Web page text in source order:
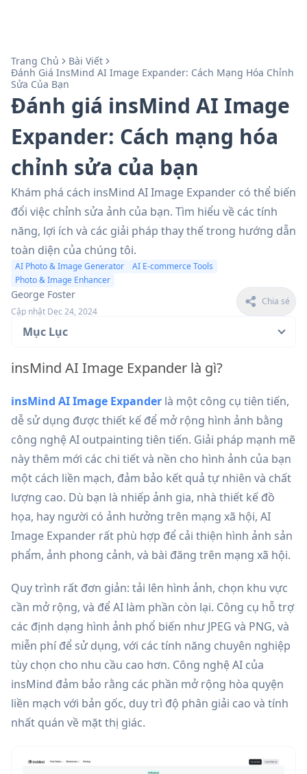
Trang Chủ
Bài Viết
Đánh Giá InsMind AI Image Expander: Cách Mạng Hóa Chỉnh
Sửa Của Bạn
Đánh giá insMind AI Image
Expander: Cách mạng hóa
chỉnh sửa của bạn
Khám phá cách insMind AI Image Expander có thể biến
đổi việc chỉnh sửa ảnh của bạn. Tìm hiểu về các tính
năng, lợi ích và các giải pháp thay thế trong hướng dẫn
toàn diện của chúng tôi.
AI Photo & Image Generator
AI E-commerce Tools
Photo & Image Enhancer
George Foster
Cập nhật Dec 24, 2024
Chia sẻ
Mục Lục
insMind AI Image Expander là gì?
insMind AI Image Expander là một công cụ tiên tiến,
dễ sử dụng được thiết kế để mở rộng hình ảnh bằng
công nghệ AI outpainting tiên tiến. Giải pháp mạnh mẽ
này thêm mới các chi tiết và nền cho hình ảnh của bạn
một cách liền mạch, đảm bảo kết quả tự nhiên và chất
lượng cao. Dù bạn là nhiếp ảnh gia, nhà thiết kế đồ
họa, hay người có ảnh hưởng trên mạng xã hội, AI
Image Expander rất phù hợp để cải thiện hình ảnh sản
phẩm, ảnh phong cảnh, và bài đăng trên mạng xã hội.
Quy trình rất đơn giản: tải lên hình ảnh, chọn khu vực
cần mở rộng, và để AI làm phần còn lại. Công cụ hỗ trợ
các định dạng hình ảnh phổ biến như JPEG và PNG, và
miễn phí để sử dụng, với các tính năng chuyên nghiệp
tùy chọn cho nhu cầu cao hơn. Công nghệ AI của
insMind đảm bảo rằng các phần mở rộng hòa quyện
liền mạch với bản gốc, duy trì độ phân giải cao và tính
nhất quán về mặt thị giác.